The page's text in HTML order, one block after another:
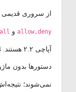
از سروری قدیمی
allow,denyوall
دستورها بدون